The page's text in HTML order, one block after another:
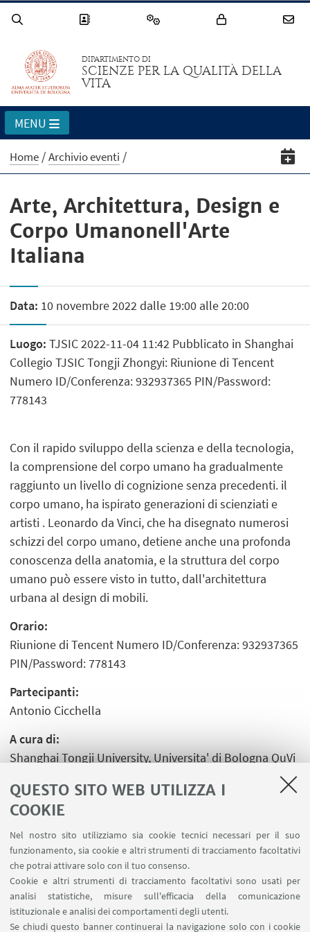
QUESTO SITO WEB UTILIZZA I
COOKIE
Nel nostro sito utilizziamo sia cookie tecnici necessari per il suo
funzionamento, sia cookie e altri strumenti di tracciamento facoltativi
che potrai attivare solo con il tuo consenso.
Cookie e altri strumenti di tracciamento facoltativi sono usati per
analisi statistiche, misure sull'efficacia della comunicazione
istituzionale e analisi dei comportamenti degli utenti.
Se chiudi questo banner continuerai la navigazione solo con i cookie
DIPARTIMENTO DI
SCIENZE PER LA QUALITÀ DELLA
VITA
MENU
Home Archivio eventi
Arte, Architettura, Design e
Corpo Umanonell'Arte
Italiana
Data: 10 novembre 2022 dalle 19:00 alle 20:00
Luogo: TJSIC 2022-11-04 11:42 Pubblicato in Shanghai
Collegio TJSIC Tongji Zhongyi: Riunione di Tencent
Numero ID/Conferenza: 932937365 PIN/Password:
778143
Con il rapido sviluppo della scienza e della tecnologia,
la comprensione del corpo umano ha gradualmente
raggiunto un livello di cognizione senza precedenti. il
corpo umano, ha ispirato generazioni di scienziati e
artisti . Leonardo da Vinci, che ha disegnato numerosi
schizzi del corpo umano, detiene anche una profonda
conoscenza della anatomia, e la struttura del corpo
umano può essere visto in tutto, dall'architettura
urbana al design di mobili.
Orario:
Riunione di Tencent Numero ID/Conferenza: 932937365
PIN/Password: 778143
Partecipanti:
Antonio Cicchella
A cura di:
Shanghai Tongji University, Universita' di Bologna QuVi
In collaborazione con:
Tongji University Shanghai Cina
LINK UTILI
Area riservata